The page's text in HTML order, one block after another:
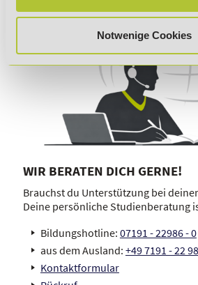
Notwenige Cookies
WIR BERATEN DICH GERNE!
Brauchst du Unterstützung bei
Deine persönliche Studienberatung
Bildungshotline: 07191 - 22986 - 0
aus dem Ausland: +49 7191 - 22
Kontaktformular